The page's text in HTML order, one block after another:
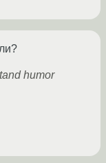
humor